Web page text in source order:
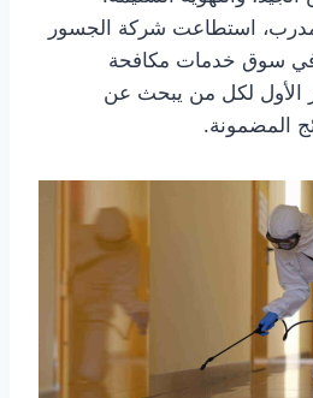
استطاعت شركة الجسور
في سوق خدمات مكافحة
الأول لكل من يبحث عن
المضمونة.